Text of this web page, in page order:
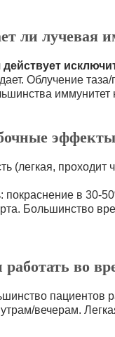
ли лучевая
действует
Облучение
иммунитет
(легкая, проходит
покраснение в 30-
рта. Большинство
во
пациентов
вечерам.